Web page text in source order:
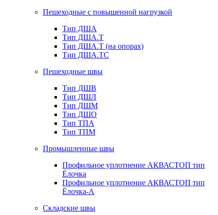
Пешеходные с повышенной нагрузкой
Тип ДША
Тип ДША.Т
Тип ДША.Т (на опорах)
Тип ДША.ТС
Пешеходные швы
Тип ДШВ
Тип ДШЛ
Тип ДШМ
Тип ДШО
Тип ТПА
Тип ТПМ
Промышленные швы
Профильное уплотнение АКВАСТОП тип
Ёлочка
Профильное уплотнение АКВАСТОП тип
Ёлочка-А
Складские швы